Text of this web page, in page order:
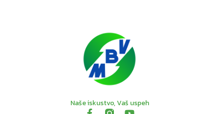
Naše iskustvo, Vaš uspeh